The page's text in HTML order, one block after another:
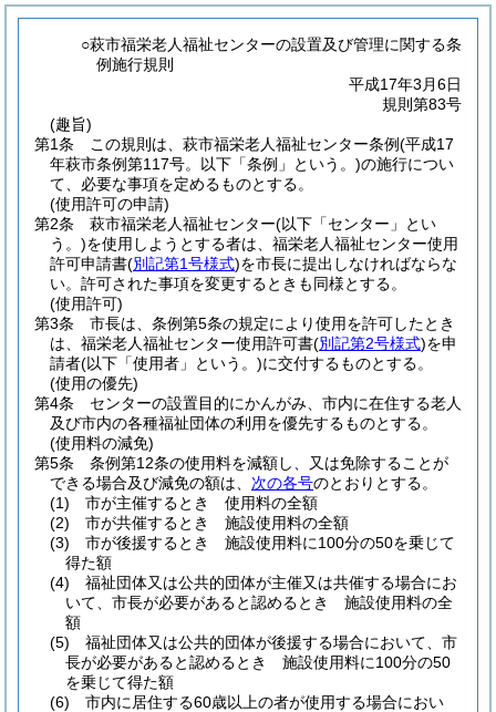
○萩市福栄老人福祉センターの設置及び管理に関する条
例施行規則
平成17年3月6日
規則第83号
(趣旨)
第1条
この規則は、萩市福栄老人福祉センター条例(平成17
年萩市条例第117号。以下「条例」という。)の施行につい
て、必要な事項を定めるものとする。
(使用許可の申請)
第2条
萩市福栄老人福祉センター(以下「センター」とい
う。)を使用しようとする者は、福栄老人福祉センター使用
許可申請書(別記第1号様式)を市長に提出しなければならな
い。 許可された事項を変更するときも同様とする。
(使用許可)
第3条
市長は、条例第5条の規定により使用を許可したとき
は、福栄老人福祉センター使用許可書(別記第2号様式)を申
請者(以下「使用者」という。)に交付するものとする。
(使用の優先)
第4条
センターの設置目的にかんがみ、市内に在住する老人
及び市内の各種福祉団体の利用を優先するものとする。
(使用料の減免)
第5条
条例第12条の使用料を減額し、又は免除することが
できる場合及び減免の額は、 次の各号のとおりとする。
(1)
市が主催するとき 使用料の全額
(2)
市が共催するとき 施設使用料の全額
(3)
市が後援するとき 施設使用料に100分の50を乗じて
得た額
(4)
福祉団体又は公共的団体が主催又は共催する場合にお
いて、市長が必要があると認めるとき 施設使用料の全
額
(5)
福祉団体又は公共的団体が後援する場合において、市
長が必要があると認めるとき 施設使用料に100分の50
を乗じて得た額
(6)
市内に居住する60歳以上の者が使用する場合におい